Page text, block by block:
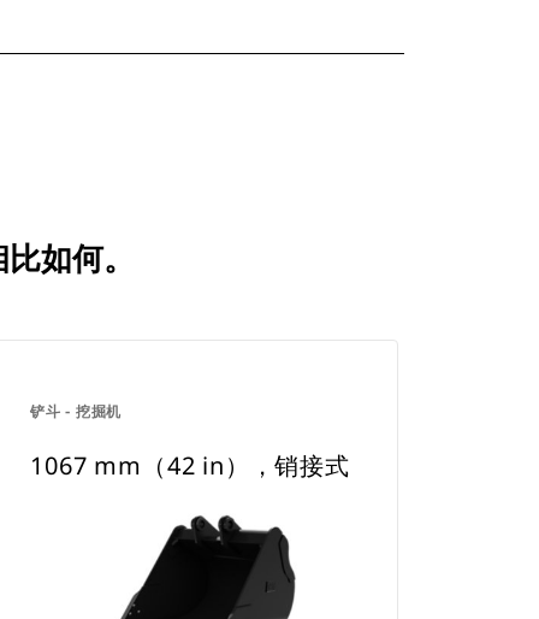
如何。
铲斗 - 挖掘机
1067 mm（42 in），销接式